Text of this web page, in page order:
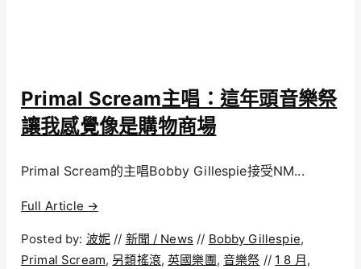
Primal Scream主唱：這年頭音樂祭
讓我感覺像是購物商場
Primal Scream的主唱Bobby Gillespie接受NM...
Full Article →
Posted by: 波妮 // 新聞 / News // Bobby Gillespie,
Primal Scream, 另類搖滾,英國樂團,音樂祭 // 1 8 月,